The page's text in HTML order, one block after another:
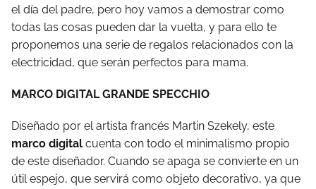
el día del padre, pero hoy vamos a demostrar como
todas las cosas pueden dar la vuelta, y para ello te
proponemos una serie de regalos relacionados con la
electricidad, que serán perfectos para mama.
MARCO DIGITAL GRANDE SPECCHIO
Diseñado por el artista francés Martin Szekely, este
marco digital cuenta con todo el minimalismo propio
de este diseñador. Cuando se apaga se convierte en un
útil espejo, que servirá como objeto decorativo, ya que